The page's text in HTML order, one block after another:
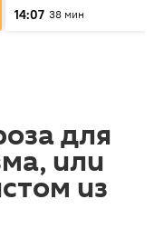
14:07 38 мин
для
или
из